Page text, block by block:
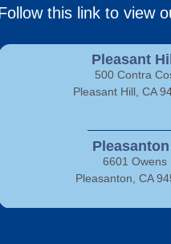
this link to view
Pleasant
500 Contra
Pleasant Hill, CA
6601 Owens
Pleasanton, CA